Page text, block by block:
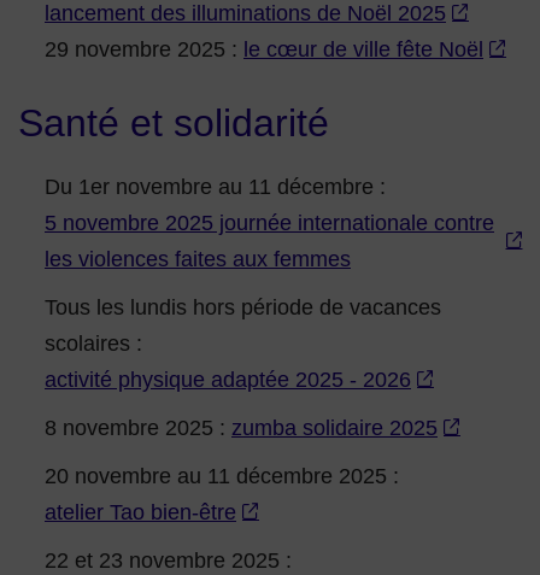
lancement des illuminations de Noël 2025
29 novembre 2025 : le cœur de ville fête Noël
Santé et solidarité
Du 1er novembre au 11 décembre :
5 novembre 2025 journée internationale contre
les violences faites aux femmes
Tous les lundis hors période de vacances
scolaires :
activité physique adaptée 2025 - 2026
8 novembre 2025 : zumba solidaire 2025
20 novembre au 11 décembre 2025 :
atelier Tao bien-être
22 et 23 novembre 2025 :